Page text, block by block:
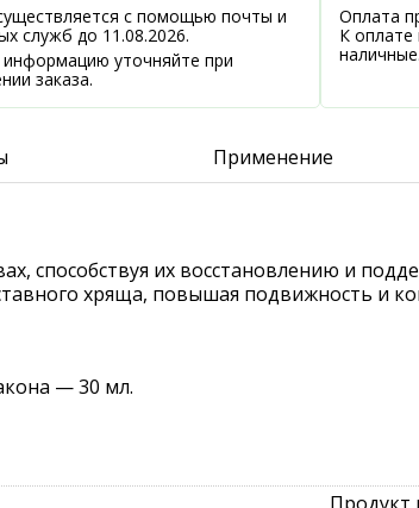
с помощью почты и
служб до 11.08.2026.
информацию уточняйте при
заказа.
Оплата
К оплате
наличные.
Применение
способствуя их восстановлению и
хряща, повышая подвижность и
— 30 мл.